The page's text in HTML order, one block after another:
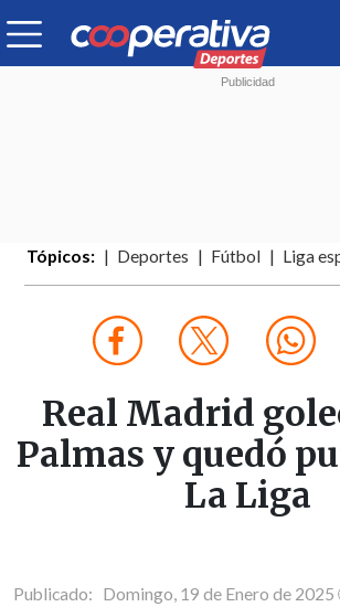
Tópicos: Deportes Fútbol Liga
Real Madrid
Palmas y quedó
La Liga
Publicado: Domingo, 19 de Enero de 2025